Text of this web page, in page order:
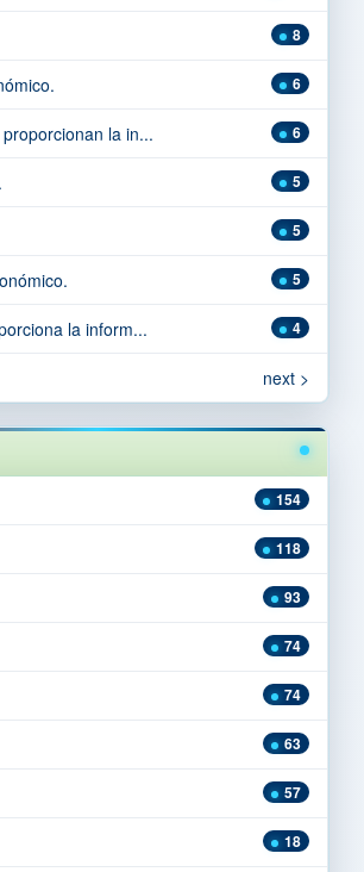
8
6
6
la in...
5
5
5
4
la inform...
next >
154
118
93
74
74
63
57
18